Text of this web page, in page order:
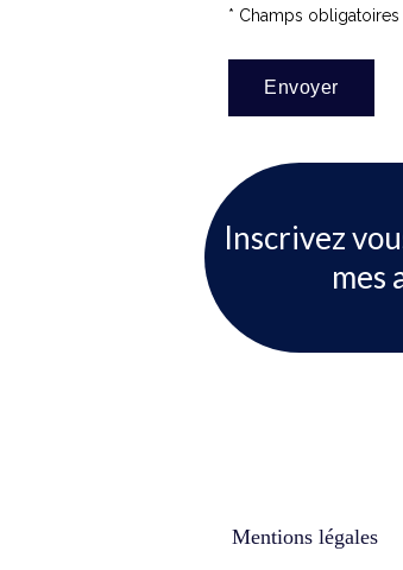
* Champs obligatoires
Inscrivez
mes
Mentions légales